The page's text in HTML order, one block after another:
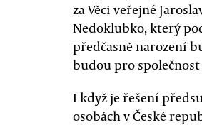
za Věci veřejné
Nedoklubko, který
předčasně narození
budou pro společnost
I když je řešení
osobách v České